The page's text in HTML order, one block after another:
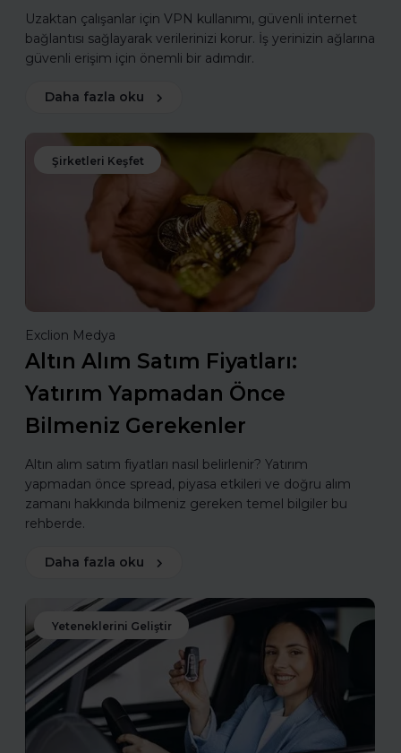
Uzaktan çalışanlar için VPN kullanımı, güvenli internet
bağlantısı sağlayarak verilerinizi korur. İş yerinizin ağlarına
güvenli erişim için önemli bir adımdır.
Daha fazla oku
Şirketleri Keşfet
Exclion Medya
Altın Alım Satım Fiyatları:
Yatırım Yapmadan Önce
Bilmeniz Gerekenler
Altın alım satım fiyatları nasıl belirlenir? Yatırım
yapmadan önce spread, piyasa etkileri ve doğru alım
zamanı hakkında bilmeniz gereken temel bilgiler bu
rehberde.
Daha fazla oku
Yeteneklerini Geliştir